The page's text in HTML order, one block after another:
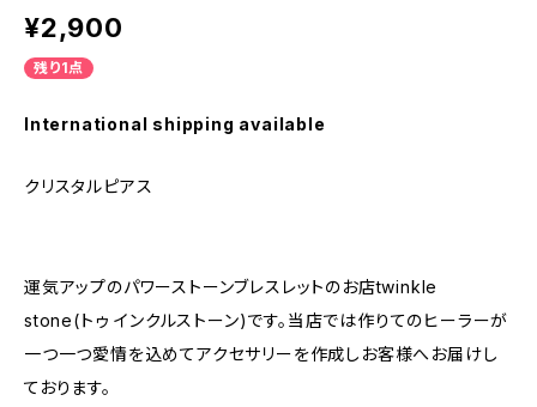
¥2,900
残り1点
International shipping available
クリスタルピアス
運気アップのパワーストーンブレスレットのお店twinkle
stone(トゥ インクルストーン)です。当店では作りてのヒーラーが
一つ一つ愛情を込めてアクセサリーを作成しお客様へお届けし
ております。